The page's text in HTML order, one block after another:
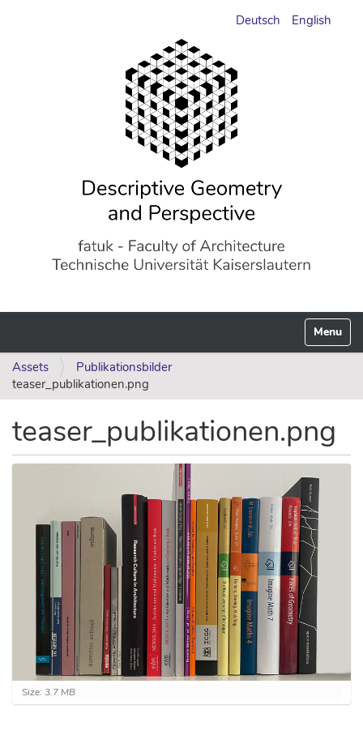
Deutsch English
Toggle
Assets
Publikationsbilder
teaser_publikationen.png
teaser_publikationen.png
C
l
Size: 3.7 MB